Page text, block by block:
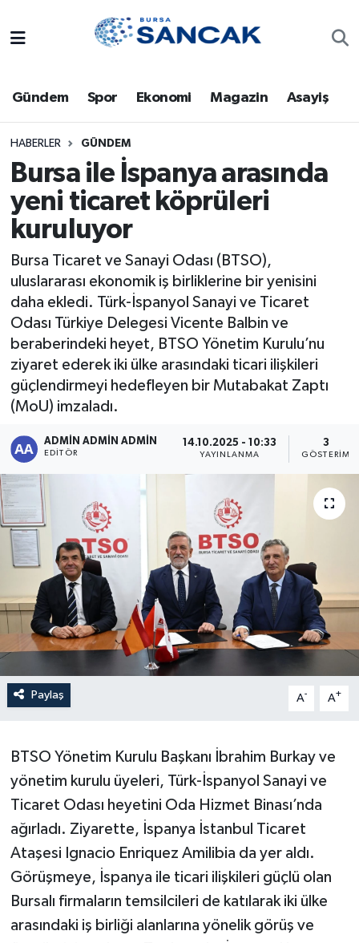
Gündem Spor Ekonomi Magazin Asayiş
HABERLER GÜNDEM
Bursa ile İspanya arasında
yeni ticaret köprüleri
kuruluyor
Bursa Ticaret ve Sanayi Odası (BTSO),
uluslararası ekonomik iş birliklerine bir yenisini
daha ekledi. Türk-İspanyol Sanayi ve Ticaret
Odası Türkiye Delegesi Vicente Balbin ve
beraberindeki heyet, BTSO Yönetim Kurulu’nu
ziyaret ederek iki ülke arasındaki ticari ilişkileri
güçlendirmeyi hedefleyen bir Mutabakat Zaptı
(MoU) imzaladı.
ADMİN ADMİN ADMİN
EDITÖR
14.10.2025 - 10:33
YAYINLANMA
3
GÖSTERIM
Paylaş A- A+
BTSO Yönetim Kurulu Başkanı İbrahim Burkay ve
yönetim kurulu üyeleri, Türk-İspanyol Sanayi ve
Ticaret Odası heyetini Oda Hizmet Binası’nda
ağırladı. Ziyarette, İspanya İstanbul Ticaret
Ataşesi Ignacio Enriquez Amilibia da yer aldı.
Görüşmeye, İspanya ile ticari ilişkileri güçlü olan
Bursalı firmaların temsilcileri de katılarak iki ülke
arasındaki iş birliği alanlarına yönelik görüş ve
Bursa
Dünya
Eğitim
Ekonomi
Genel
Gündem
Magazin
Sağlık
Türkiye
Trafik Durumu
Süper Lig Puan Durumu ve Fikstür
Tüm Manşetler
Son Dakika Haberleri
Haber Arşivi